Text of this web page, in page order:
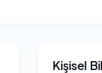
Kişisel